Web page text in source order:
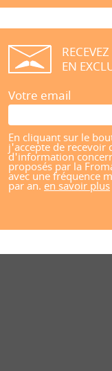
EN
Votre email
En cliquant sur le
j'accepte de recevoir
d'information
proposés par la
avec une fréquence
par an. en savoir plus